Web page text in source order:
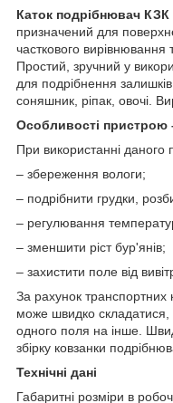
Каток подрібнювач КЗК
призначений для
часткового вирівнювання
Простий, зручний у
для подрібнення
соняшник, ріпак, овочі.
Особливості пристрою
При використанні
– збереження вологи;
– подрібнити грудки,
– регулювання
– зменшити ріст бур'янів;
– захистити поле від
За рахунок транспортних
може швидко складатися,
одного поля на інше.
збірку ковзанки
Технічні дані
Габаритні розміри в